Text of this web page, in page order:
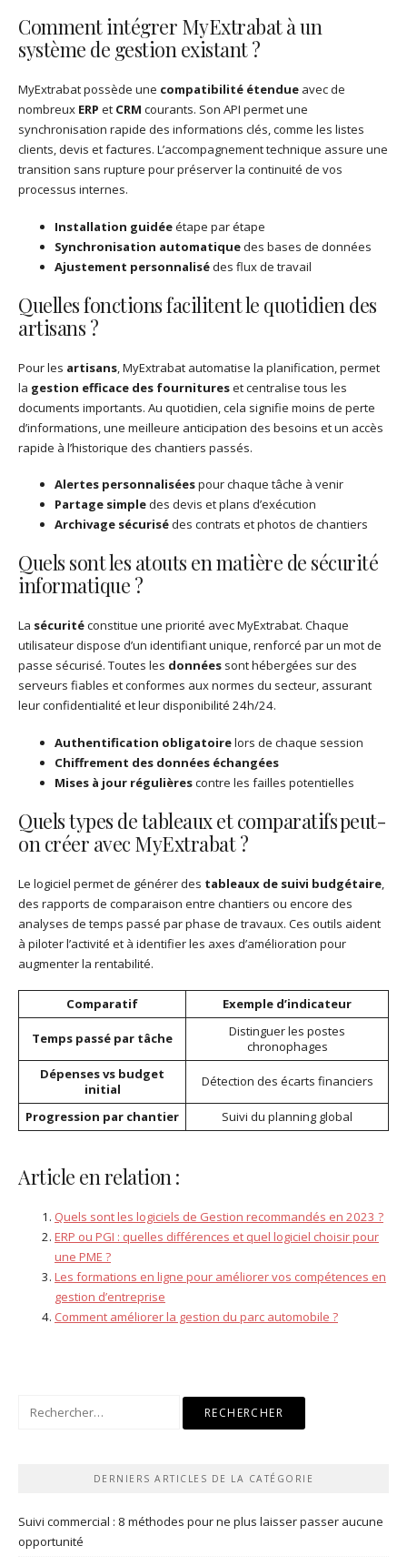
Comment intégrer MyExtrabat à un
système de gestion existant ?
MyExtrabat possède une compatibilité étendue avec de
nombreux ERP et CRM courants. Son API permet une
synchronisation rapide des informations clés, comme les listes
clients, devis et factures. L’accompagnement technique assure une
transition sans rupture pour préserver la continuité de vos
processus internes.
Installation guidéeétape par étape
Synchronisation automatiquedes bases de données
Ajustement personnalisédes flux de travail
Quelles fonctions facilitent le quotidien des
artisans ?
Pour les artisans, MyExtrabat automatise la planification, permet
la gestion efficace des fournitureset centralise tous les
documents importants. Au quotidien, cela signifie moins de perte
d’informations, une meilleure anticipation des besoins et un accès
rapide à l’historique des chantiers passés.
Alertes personnaliséespour chaque tâche à venir
Partage simpledes devis et plans d’exécution
Archivage sécurisédes contrats et photos de chantiers
Quels sont les atouts en matière de sécurité
informatique ?
La sécuritéconstitue une priorité avec MyExtrabat. Chaque
utilisateur dispose d’un identifiant unique, renforcé par un mot de
passe sécurisé. Toutes les données sont hébergées sur des
serveurs fiables et conformes aux normes du secteur, assurant
leur confidentialité et leur disponibilité 24h/24.
Authentification obligatoirelors de chaque session
Chiffrement des données échangées
Mises à jour régulièrescontre les failles potentielles
Quels types de tableaux et comparatifs peut-
on créer avec MyExtrabat ?
Le logiciel permet de générer des tableaux de suivi budgétaire,
des rapports de comparaison entre chantiers ou encore des
analyses de temps passé par phase de travaux. Ces outils aident
à piloter l’activité et à identifier les axes d’amélioration pour
augmenter la rentabilité.
Comparatif Exemple d’indicateur
Temps passé par tâche
Distinguer les postes
chronophages
Dépenses vs budget
initial
Détection des écarts financiers
Progression par chantier Suivi du planning global
Article en relation :
Quels sont les logiciels de Gestion recommandés en 2023 ?
ERP ou PGI : quelles différences et quel logiciel choisir pour
une PME ?
Les formations en ligne pour améliorer vos compétences en
gestion d’entreprise
Comment améliorer la gestion du parc automobile ?
Rechercher :
DERNIERS ARTICLES DE LA CATÉGORIE
Suivi commercial : 8 méthodes pour ne plus laisser passer aucune
opportunité